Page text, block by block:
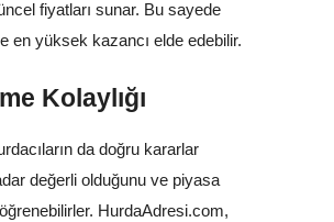
fiyatları sunar. Bu sayede
en yüksek kazancı elde edebilir.
Kolaylığı
da doğru kararlar
değerli olduğunu ve piyasa
öğrenebilirler. HurdaAdresi.com,